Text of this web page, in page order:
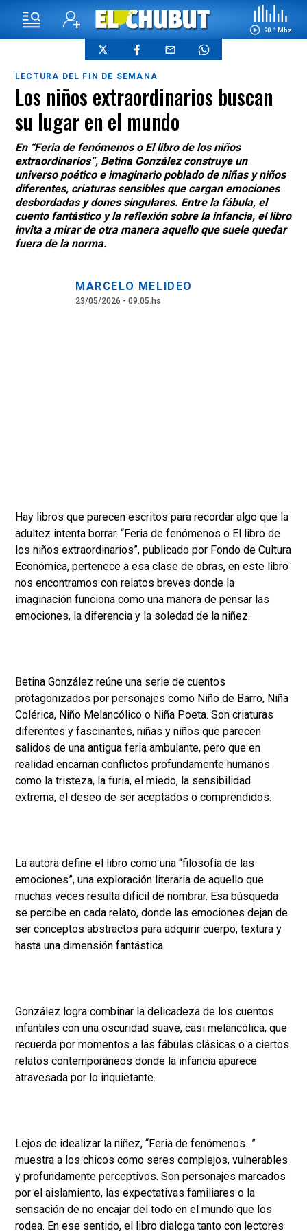
90.1 Mhz
LECTURA DEL FIN DE SEMANA
Los niños extraordinarios buscan
su lugar en el mundo
En “Feria de fenómenos o El libro de los niños
extraordinarios”, Betina González construye un
universo poético e imaginario poblado de niñas y niños
diferentes, criaturas sensibles que cargan emociones
desbordadas y dones singulares. Entre la fábula, el
cuento fantástico y la reflexión sobre la infancia, el libro
invita a mirar de otra manera aquello que suele quedar
fuera de la norma.
MARCELO MELIDEO
23/05/2026 - 09.05.hs
Hay libros que parecen escritos para recordar algo que la
adultez intenta borrar. “Feria de fenómenos o El libro de
los niños extraordinarios”, publicado por Fondo de Cultura
Económica, pertenece a esa clase de obras, en este libro
nos encontramos con relatos breves donde la
imaginación funciona como una manera de pensar las
emociones, la diferencia y la soledad de la niñez.
Betina González reúne una serie de cuentos
protagonizados por personajes como Niño de Barro, Niña
Colérica, Niño Melancólico o Niña Poeta. Son criaturas
diferentes y fascinantes, niñas y niños que parecen
salidos de una antigua feria ambulante, pero que en
realidad encarnan conflictos profundamente humanos
como la tristeza, la furia, el miedo, la sensibilidad
extrema, el deseo de ser aceptados o comprendidos.
La autora define el libro como una “filosofía de las
emociones”, una exploración literaria de aquello que
muchas veces resulta difícil de nombrar. Esa búsqueda
se percibe en cada relato, donde las emociones dejan de
ser conceptos abstractos para adquirir cuerpo, textura y
hasta una dimensión fantástica.
González logra combinar la delicadeza de los cuentos
infantiles con una oscuridad suave, casi melancólica, que
recuerda por momentos a las fábulas clásicas o a ciertos
relatos contemporáneos donde la infancia aparece
atravesada por lo inquietante.
Lejos de idealizar la niñez, “Feria de fenómenos…”
muestra a los chicos como seres complejos, vulnerables
y profundamente perceptivos. Son personajes marcados
por el aislamiento, las expectativas familiares o la
sensación de no encajar del todo en el mundo que los
rodea. En ese sentido, el libro dialoga tanto con lectores